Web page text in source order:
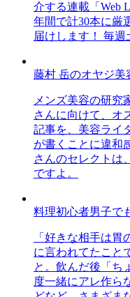
介する連載「Web
年間で計30本に厳
届けします！ 毎週
藤村 岳のオヤジ美
メンズ美容の研究
さんに向けて、オ
記事を、美容ライ
が書くことに違和
さんのセレクトは
ですよ。
料理初心者男子で
「好きな相手は
に言われてたこと
と。飲んだ後「ち
度一緒にアレ作ら